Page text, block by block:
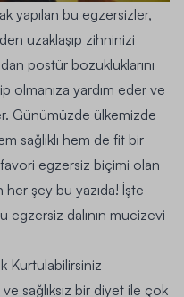
yapılan bu egzersizler,
uzaklaşıp zihninizi
postür bozukluklarını
olmanıza yardım eder ve
Günümüzde ülkemizde
sağlıklı hem de fit bir
egzersiz biçimi olan
şey bu yazıda! İşte
dalının mucizevi
Kurtulabilirsiniz
sağlıksız bir diyet ile çok